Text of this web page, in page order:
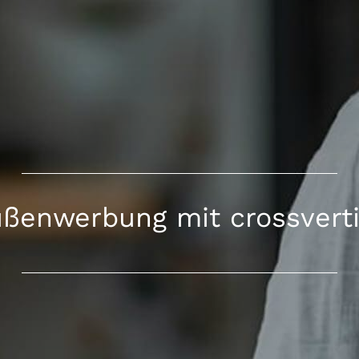
mit